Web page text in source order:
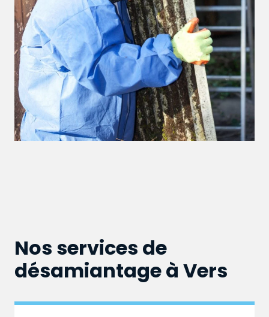
Nos services de
désamiantage à Vers